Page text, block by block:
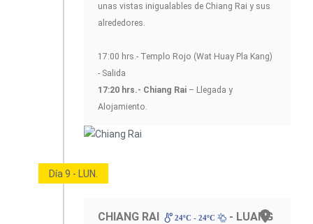
unas vistas inigualables de Chiang Rai y sus
alrededores.
17:00 hrs.- Templo Rojo (Wat Huay Pla Kang)
- Salida
17:20 hrs.- Chiang Rai – Llegada y
Alojamiento.
Día 9 - LUN.
CHIANG RAI 24ºC - 24ºC
- LUANG